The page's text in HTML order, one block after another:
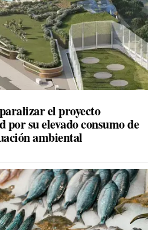
el proyecto
su elevado consumo de
ambiental